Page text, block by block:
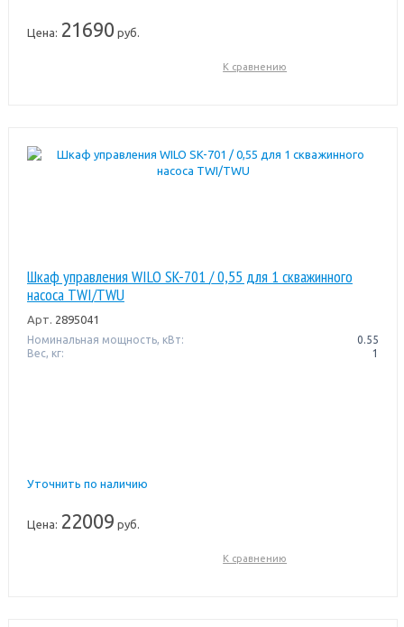
Цена: 21690 руб.
К сравнению
Шкаф управления WILO SK-701 / 0,55 для 1 скважинного
насоса TWI/TWU
Арт. 2895041
Номинальная мощность, кВт:
0.55
Вес, кг:
1
Уточнить по наличию
Цена: 22009 руб.
К сравнению